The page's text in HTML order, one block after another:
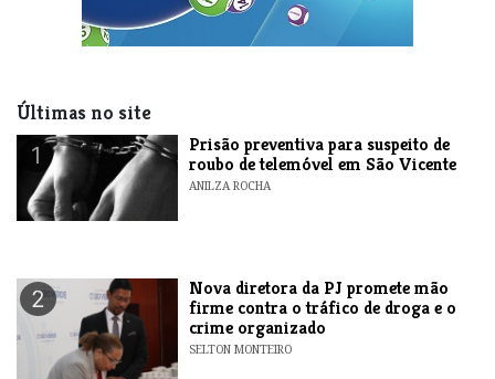
Últimas no site
1
Prisão preventiva para suspeito de
roubo de telemóvel em São Vicente
ANILZA ROCHA
2
Nova diretora da PJ promete mão
firme contra o tráfico de droga e o
crime organizado
SELTON MONTEIRO